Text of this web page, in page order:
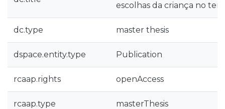
escolhas da criança no
dc.type master thesis
dspace.entity.type Publication
rcaap.rights openAccess
rcaap.type masterThesis